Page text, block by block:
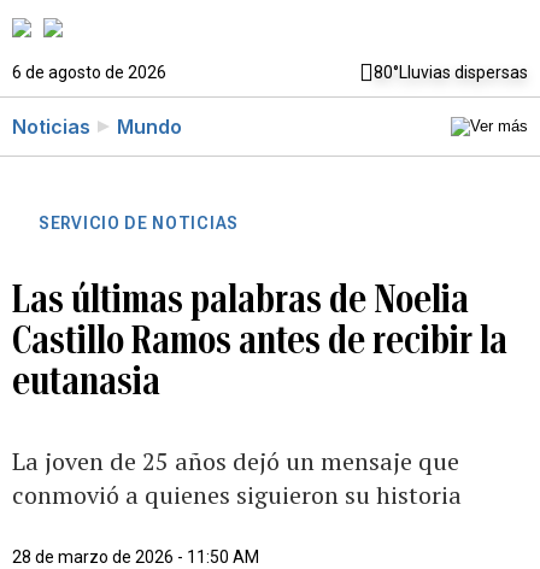
6 de agosto de 2026 80°Lluvias dispersas
Noticias Mundo
SERVICIO DE NOTICIAS
Las últimas palabras de Noelia
Castillo Ramos antes de recibir la
eutanasia
La joven de 25 años dejó un mensaje que
conmovió a quienes siguieron su historia
28 de marzo de 2026 - 11:50 AM